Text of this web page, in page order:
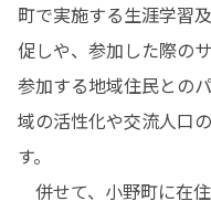
町で実施する生涯学習
促しや、参加した際の
参加する地域住民との
域の活性化や交流人口
す。
併せて、小野町に在